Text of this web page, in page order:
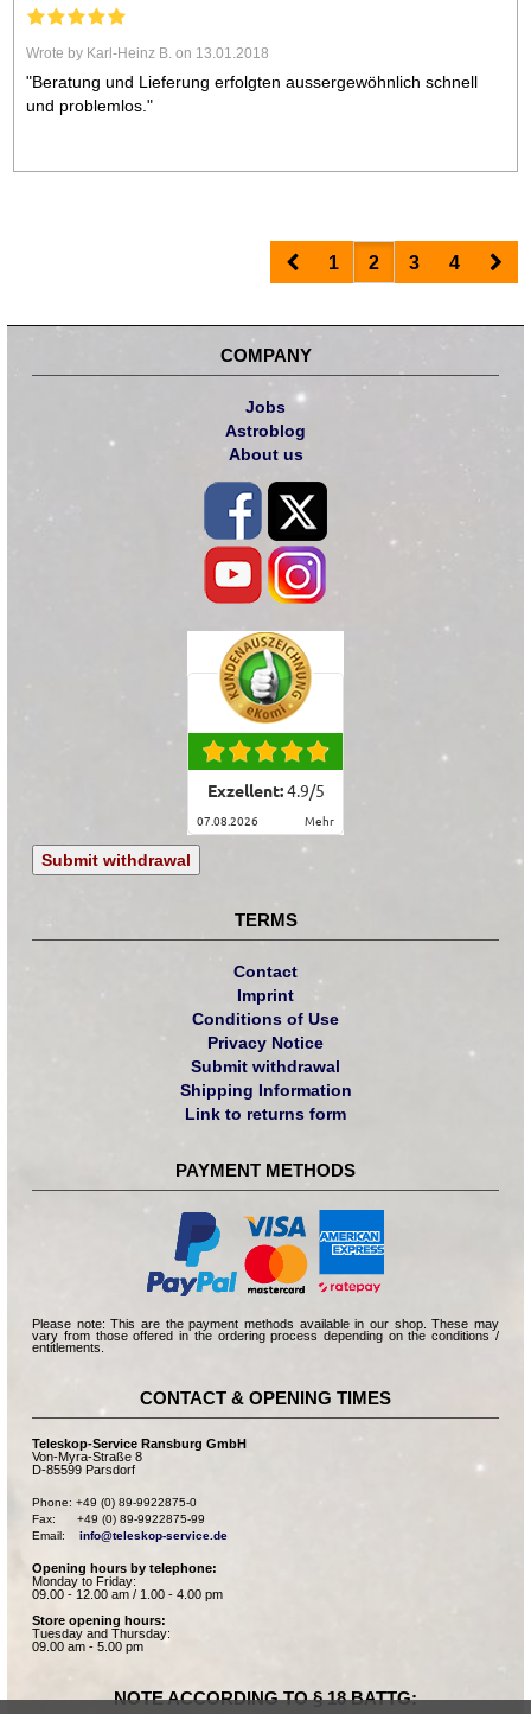
Wrote by Karl-Heinz B. on 13.01.2018
"Beratung und Lieferung erfolgten aussergewöhnlich schnell
und problemlos."
Prev1 2 3 4
COMPANY
Jobs
Astroblog
About us
Exzellent:4.9/5
07.08.2026 mehr
Submit withdrawal
TERMS
Contact
Imprint
Conditions of Use
Privacy Notice
Submit withdrawal
Shipping Information
Link to returns form
PAYMENT METHODS
Please note: This are the payment methods available in our shop. These may
vary from those offered in the ordering process depending on the conditions /
entitlements.
CONTACT & OPENING TIMES
Teleskop-Service Ransburg GmbH
Von-Myra-Straße 8
D-85599 Parsdorf
Phone: +49 (0) 89-9922875-0
Fax:      +49 (0) 89-9922875-99
Email: info@teleskop-service.de
Opening hours by telephone:
Monday to Friday:
09.00 - 12.00 am / 1.00 - 4.00 pm
Store opening hours:
Tuesday and Thursday:
09.00 am - 5.00 pm
NOTE ACCORDING TO § 18 BATTG: